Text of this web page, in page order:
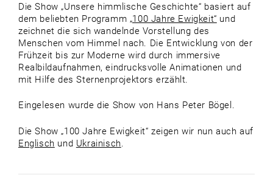
Die Show „Unsere himmlische Geschichte“ basiert auf
dem beliebten Programm „100 Jahre Ewigkeit“ und
zeichnet die sich wandelnde Vorstellung des
Menschen vom Himmel nach. Die Entwicklung von der
Frühzeit bis zur Moderne wird durch immersive
Realbildaufnahmen, eindrucksvolle Animationen und
mit Hilfe des Sternenprojektors erzählt.
Eingelesen wurde die Show von Hans Peter Bögel.
Die Show „100 Jahre Ewigkeit“ zeigen wir nun auch auf
Englisch und Ukrainisch.